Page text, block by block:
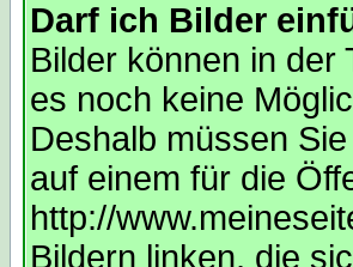
Darf ich Bilder
Bilder können in der
es noch keine
Deshalb müssen
auf einem für die
http://
Bildern linken, die